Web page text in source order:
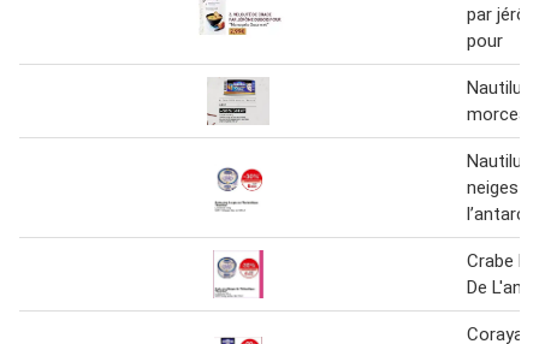
par
pour
Nautilus
Nautilus
neiges
Crabe
De
Coraya